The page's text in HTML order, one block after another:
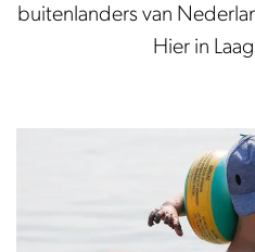
buitenlanders van
Hier in